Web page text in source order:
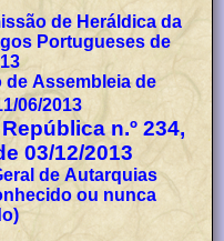
de Heráldica da
Portugueses de
de Assembleia de
06/2013
n.º 234,
03/12/2013
de Autarquias
ou nunca